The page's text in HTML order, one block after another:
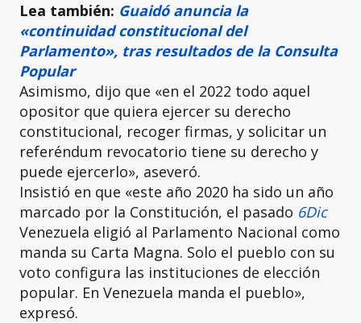
Lea también: Guaidó anuncia la
«continuidad constitucional del
Parlamento», tras resultados de la Consulta
Popular
Asimismo, dijo que «en el 2022 todo aquel
opositor que quiera ejercer su derecho
constitucional, recoger firmas, y solicitar un
referéndum revocatorio tiene su derecho y
puede ejercerlo», aseveró.
Insistió en que «este año 2020 ha sido un año
marcado por la Constitución, el pasado 6Dic
Venezuela eligió al Parlamento Nacional como
manda su Carta Magna. Solo el pueblo con su
voto configura las instituciones de elección
popular. En Venezuela manda el pueblo»,
expresó.